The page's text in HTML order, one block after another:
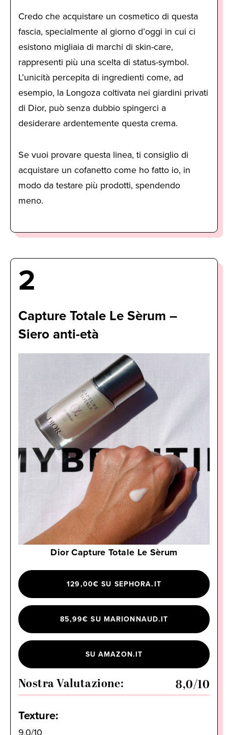
Credo che acquistare un cosmetico di questa
fascia, specialmente al giorno d’oggi in cui ci
esistono migliaia di marchi di skin-care,
rappresenti più una scelta di status-symbol.
L’unicità percepita di ingredienti come, ad
esempio, la Longoza coltivata nei giardini privati
di Dior, può senza dubbio spingerci a
desiderare ardentemente questa crema.
Se vuoi provare questa linea, ti consiglio di
acquistare un cofanetto come ho fatto io, in
modo da testare più prodotti, spendendo
meno.
2
Capture Totale Le Sèrum –
Siero anti-età
Dior Capture Totale Le Sèrum
129,00€ SU SEPHORA.IT
85,99€ SU MARIONNAUD.IT
SU AMAZON.IT
Nostra Valutazione: 8,0/10
Texture: